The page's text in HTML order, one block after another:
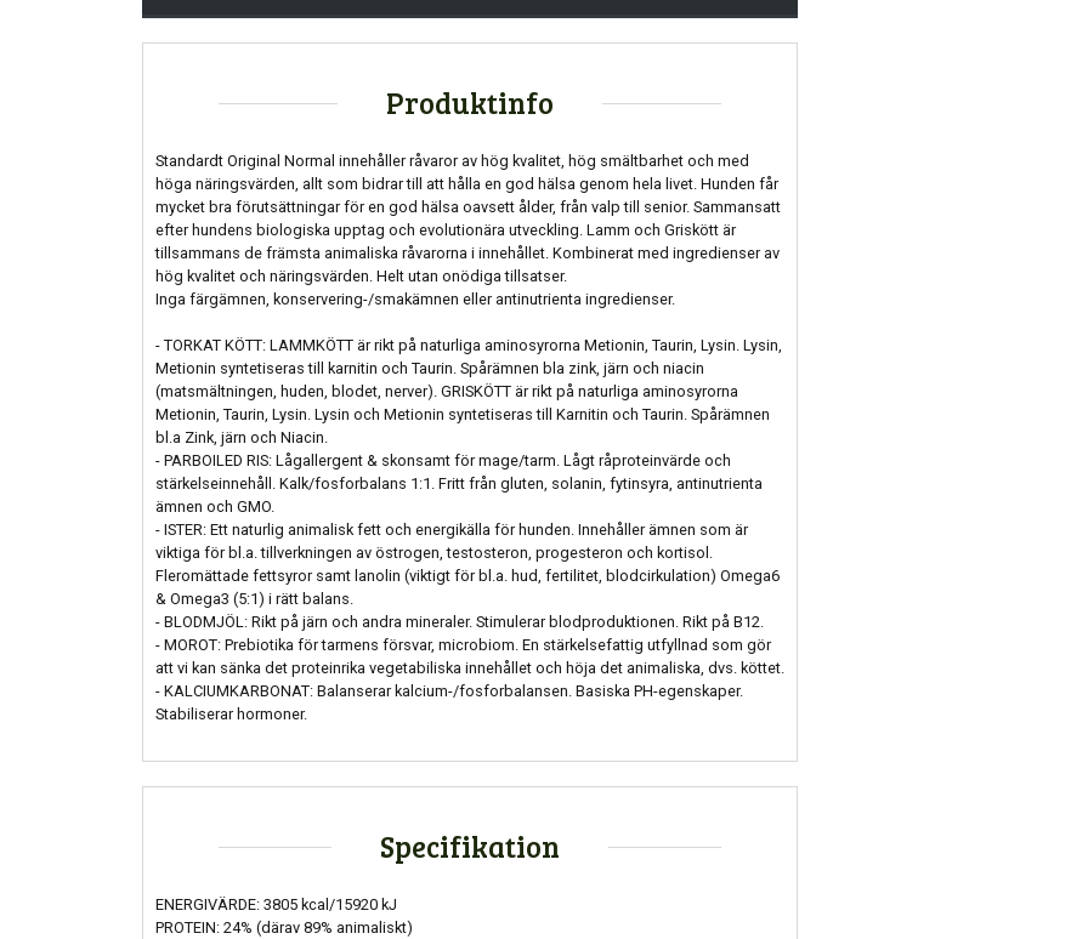
Produktinfo
Standardt Original Normal innehåller råvaror av hög kvalitet, hög smältbarhet och med
höga näringsvärden, allt som bidrar till att hålla en god hälsa genom hela livet. Hunden får
mycket bra förutsättningar för en god hälsa oavsett ålder, från valp till senior. Sammansatt
efter hundens biologiska upptag och evolutionära utveckling. Lamm och Griskött är
tillsammans de främsta animaliska råvarorna i innehållet. Kombinerat med ingredienser av
hög kvalitet och näringsvärden. Helt utan onödiga tillsatser.
Inga färgämnen, konservering-/smakämnen eller antinutrienta ingredienser.
- TORKAT KÖTT: LAMMKÖTT är rikt på naturliga aminosyrorna Metionin, Taurin, Lysin. Lysin,
Metionin syntetiseras till karnitin och Taurin. Spårämnen bla zink, järn och niacin
(matsmältningen, huden, blodet, nerver). GRISKÖTT är rikt på naturliga aminosyrorna
Metionin, Taurin, Lysin. Lysin och Metionin syntetiseras till Karnitin och Taurin. Spårämnen
bl.a Zink, järn och Niacin.
- PARBOILED RIS: Lågallergent & skonsamt för mage/tarm. Lågt råproteinvärde och
stärkelseinnehåll. Kalk/fosforbalans 1:1. Fritt från gluten, solanin, fytinsyra, antinutrienta
ämnen och GMO.
- ISTER: Ett naturlig animalisk fett och energikälla för hunden. Innehåller ämnen som är
viktiga för bl.a. tillverkningen av östrogen, testosteron, progesteron och kortisol.
Fleromättade fettsyror samt lanolin (viktigt för bl.a. hud, fertilitet, blodcirkulation) Omega6
& Omega3 (5:1) i rätt balans.
- BLODMJÖL: Rikt på järn och andra mineraler. Stimulerar blodproduktionen. Rikt på B12.
- MOROT: Prebiotika för tarmens försvar, microbiom. En stärkelsefattig utfyllnad som gör
att vi kan sänka det proteinrika vegetabiliska innehållet och höja det animaliska, dvs. köttet.
- KALCIUMKARBONAT: Balanserar kalcium-/fosforbalansen. Basiska PH-egenskaper.
Stabiliserar hormoner.
Specifikation
ENERGIVÄRDE: 3805 kcal/15920 kJ
PROTEIN: 24% (därav 89% animaliskt)